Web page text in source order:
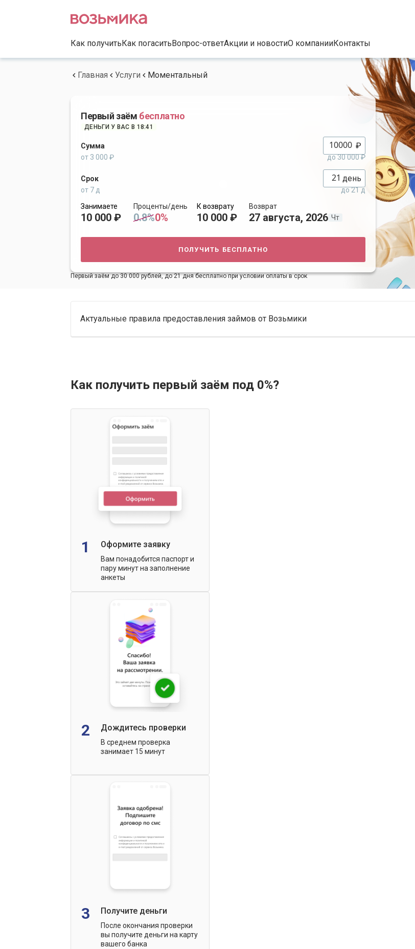
Как получитьКак погаситьВопрос-ответАкции и новостиО компанииКонтакты
Главная Услуги Моментальный
Первый заём бесплатно
ДЕНЬГИ У ВАС В 18:41
Сумма ₽
от 3 000 ₽ до 30 000 ₽
Срок день
от 7 д
до 21 д
Занимаете
10 000 ₽
Проценты/день
0.8%0%
К возврату
10 000 ₽
Возврат
27 августа, 2026 Чт
получить бесплатно
Первый заём до 30 000 рублей, до 21 дня бесплатно при условии оплаты в срок
Актуальные правила предоставления займов от Возьмики
Как получить первый заём под 0%?
1 Оформите заявку
Вам понадобится паспорт и
пару минут на заполнение
анкеты
2 Дождитесь проверки
В среднем проверка
занимает 15 минут
3 Получите деньги
После окончания проверки
вы получите деньги на карту
вашего банка